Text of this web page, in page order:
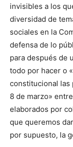
invisibles a los
diversidad de
sociales en la
defensa de lo
para después de
todo por hacer o
constitucional las
8 de marzo»
elaborados por
que queremos
por supuesto, la